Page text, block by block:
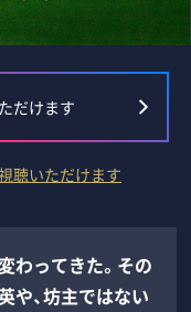
だけます
聴いただけます
わってきた。その
や、坊主ではない